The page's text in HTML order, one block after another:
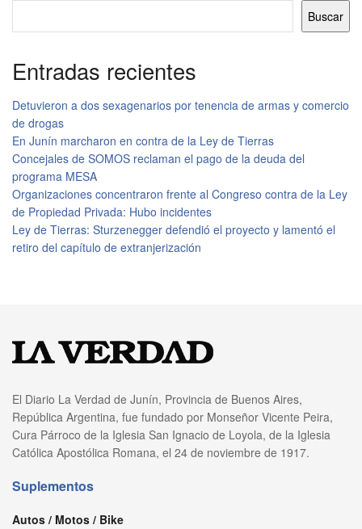
Buscar
Entradas recientes
Detuvieron a dos sexagenarios por tenencia de armas y comercio
de drogas
En Junín marcharon en contra de la Ley de Tierras
Concejales de SOMOS reclaman el pago de la deuda del
programa MESA
Organizaciones concentraron frente al Congreso contra de la Ley
de Propiedad Privada: Hubo incidentes
Ley de Tierras: Sturzenegger defendió el proyecto y lamentó el
retiro del capítulo de extranjerización
El Diario La Verdad de Junín, Provincia de Buenos Aires,
República Argentina, fue fundado por Monseñor Vicente Peira,
Cura Párroco de la Iglesia San Ignacio de Loyola, de la Iglesia
Católica Apostólica Romana, el 24 de noviembre de 1917.
Suplementos
Autos / Motos / Bike